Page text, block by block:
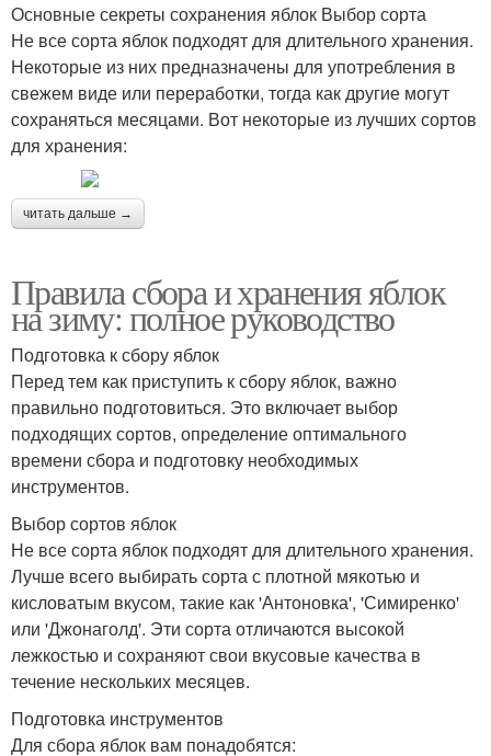
Основные секреты сохранения яблок Выбор сорта
Не все сорта яблок подходят для длительного хранения.
Некоторые из них предназначены для употребления в
свежем виде или переработки, тогда как другие могут
сохраняться месяцами. Вот некоторые из лучших сортов
для хранения:
читать дальше →
Правила сбора и хранения яблок
на зиму: полное руководство
Подготовка к сбору яблок
Перед тем как приступить к сбору яблок, важно
правильно подготовиться. Это включает выбор
подходящих сортов, определение оптимального
времени сбора и подготовку необходимых
инструментов.
Выбор сортов яблок
Не все сорта яблок подходят для длительного хранения.
Лучше всего выбирать сорта с плотной мякотью и
кисловатым вкусом, такие как 'Антоновка', 'Симиренко'
или 'Джонаголд'. Эти сорта отличаются высокой
лежкостью и сохраняют свои вкусовые качества в
течение нескольких месяцев.
Подготовка инструментов
Для сбора яблок вам понадобятся: